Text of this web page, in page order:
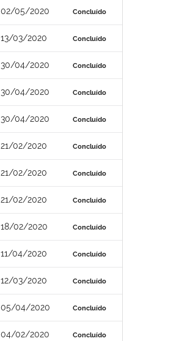
02/05/2020 Concluído
13/03/2020 Concluído
30/04/2020 Concluído
30/04/2020 Concluído
30/04/2020 Concluído
21/02/2020 Concluído
21/02/2020 Concluído
21/02/2020 Concluído
18/02/2020 Concluído
11/04/2020 Concluído
12/03/2020 Concluído
05/04/2020 Concluído
04/02/2020 Concluído